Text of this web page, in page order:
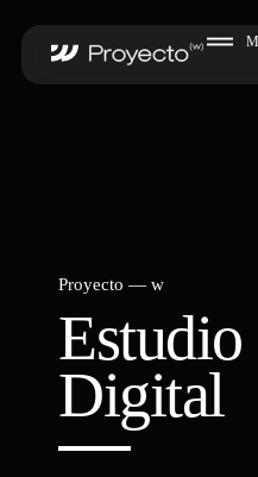
Proyecto — w
Estudio
Digital